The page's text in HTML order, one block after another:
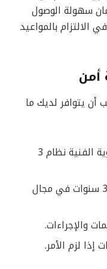
سهولة الوصول
بالمواعيد
أمن
يتوافر لديك ما
شهادة مؤهل متوسط مثل الثانوية الفنية نظام 3
خبرة عملية تتراوح بين سنة إلى 3 سنوات في مجال
والإجراءات.
إذا لزم الأمر.